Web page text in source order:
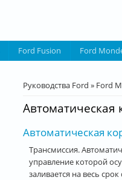
Ford Fusion Ford
Вы здесь
Руководства Ford » Ford
Автоматическая
Автоматическая
Трансмиссия.
управление которой
заливается на весь